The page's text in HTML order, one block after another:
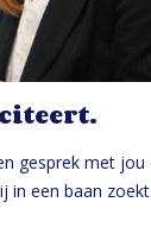
gesprek met
in een baan